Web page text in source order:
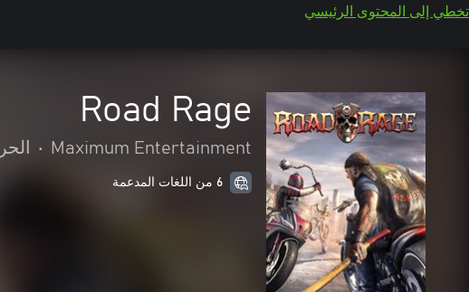
تخطي إلى المحتوى الرئيسي
Road Rage
Maximum Entertainment
•
6 من اللغات المدعمة